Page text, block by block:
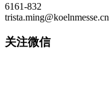
6161-832
trista.ming@koelnmesse.cn
关注微信